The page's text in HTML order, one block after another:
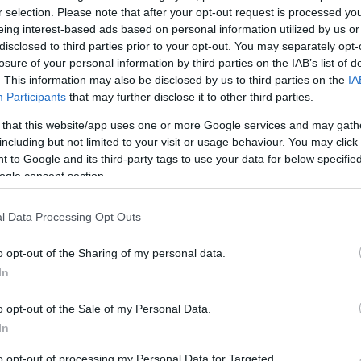
selection. Please note that after your opt-out request is processed
interest-based ads based on personal information utilized by us
to third parties prior to your opt-out. You may separately
of your personal information by third parties on the IAB’s list of
This information may also be disclosed by us to third parties on the
Participants that may further disclose it to other third parties.
that this website/app uses one or more Google services and may
but not limited to your visit or usage behaviour. You may
to Google and its third-party tags to use your data for below
consent section.
Data Processing Opt Outs
opt-out of the Sharing of my personal data.
opt-out of the Sale of my Personal Data.
legújabb tagja: Csodás